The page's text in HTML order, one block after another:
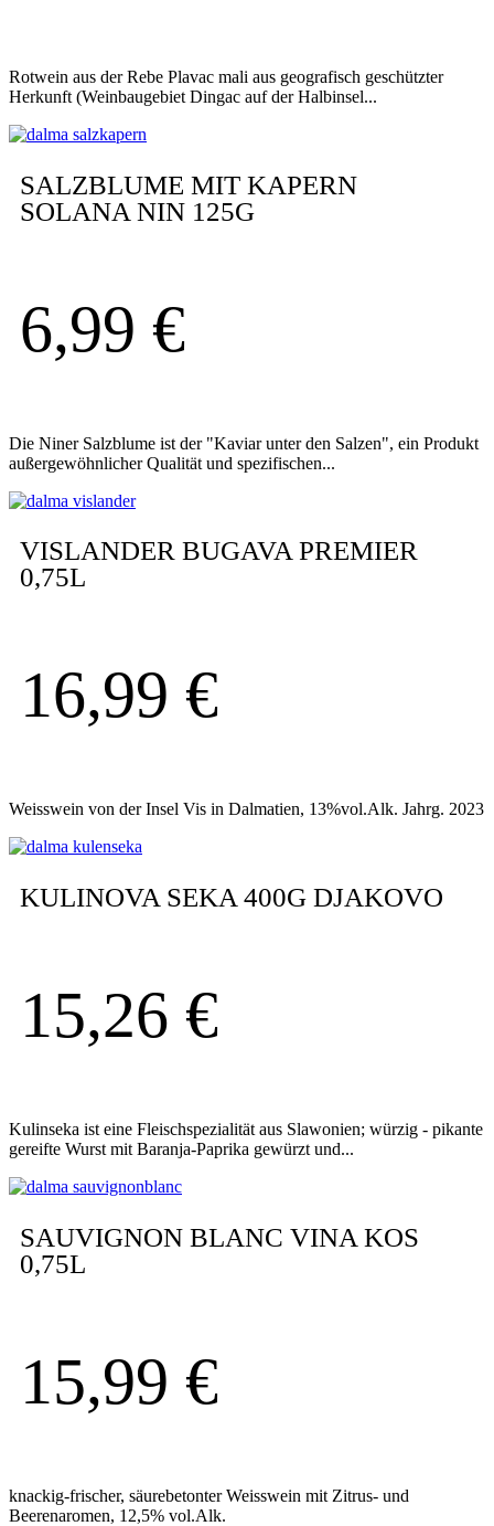
Rotwein aus der Rebe Plavac mali aus geografisch geschützter
Herkunft (Weinbaugebiet Dingac auf der Halbinsel...
SALZBLUME MIT KAPERN
SOLANA NIN 125G
6,99 €
Die Niner Salzblume ist der "Kaviar unter den Salzen", ein Produkt
außergewöhnlicher Qualität und spezifischen...
VISLANDER BUGAVA PREMIER
0,75L
16,99 €
Weisswein von der Insel Vis in Dalmatien, 13%vol.Alk. Jahrg. 2023
KULINOVA SEKA 400G DJAKOVO
15,26 €
Kulinseka ist eine Fleischspezialität aus Slawonien; würzig - pikante
gereifte Wurst mit Baranja-Paprika gewürzt und...
SAUVIGNON BLANC VINA KOS
0,75L
15,99 €
knackig-frischer, säurebetonter Weisswein mit Zitrus- und
Beerenaromen, 12,5% vol.Alk.